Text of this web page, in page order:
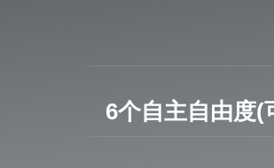
6个自主自由度(